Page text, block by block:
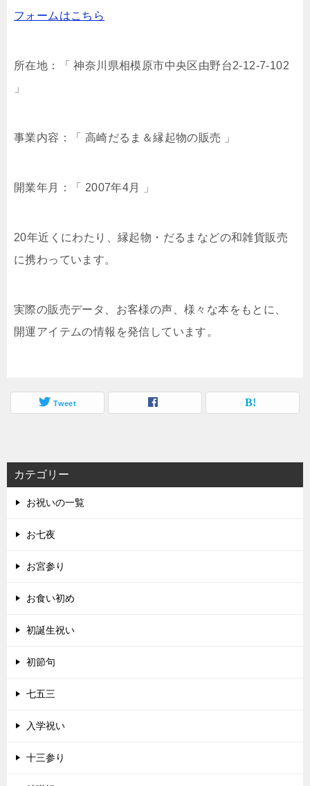
フォームはこちら
所在地：「 神奈川県相模原市中央区由野台2-12-7-102
」
事業内容：「 高崎だるま＆縁起物の販売 」
開業年月：「 2007年4月 」
20年近くにわたり、縁起物・だるまなどの和雑貨販売
に携わっています。
実際の販売データ、お客様の声、様々な本をもとに、
開運アイテムの情報を発信しています。
Tweet
カテゴリー
お祝いの一覧
お七夜
お宮参り
お食い初め
初誕生祝い
初節句
七五三
入学祝い
十三参り